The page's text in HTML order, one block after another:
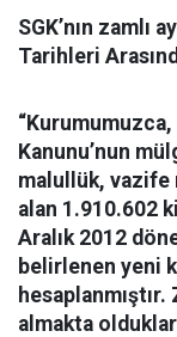
SGK’nın zamlı
Tarihleri
“Kurumumuzca,
Kanunu’nun
malullük, vazife
alan 1.910.602
Aralık 2012
belirlenen yeni
almakta